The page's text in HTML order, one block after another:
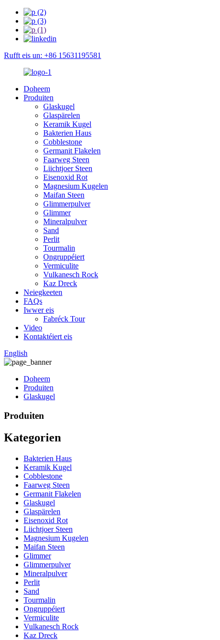
Rufft eis un: +86 15631195581
Doheem
Produiten
Glaskugel
Glaspärelen
Keramik Kugel
Bakterien Haus
Cobblestone
Germanit Flakelen
Faarweg Steen
Liichtjoer Steen
Eisenoxid Rot
Magnesium Kugelen
Maifan Steen
Glimmerpulver
Glimmer
Mineralpulver
Sand
Perlit
Tourmalin
Ongruppéiert
Vermiculite
Vulkanesch Rock
Kaz Dreck
Neiegkeeten
FAQs
Iwwer eis
Fabréck Tour
Video
Kontaktéiert eis
English
Doheem
Produiten
Glaskugel
Produiten
Kategorien
Bakterien Haus
Keramik Kugel
Cobblestone
Faarweg Steen
Germanit Flakelen
Glaskugel
Glaspärelen
Eisenoxid Rot
Liichtjoer Steen
Magnesium Kugelen
Maifan Steen
Glimmer
Glimmerpulver
Mineralpulver
Perlit
Sand
Tourmalin
Ongruppéiert
Vermiculite
Vulkanesch Rock
Kaz Dreck